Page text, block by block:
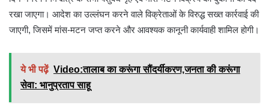
रखा जाएगा। आदेश का उल्लंघन करने वाले विक्रेताओं के विरुद्ध सख्त कार्रवाई की
जाएगी, जिसमें मांस-मटन जप्त करने और आवश्यक कानूनी कार्यवाही शामिल होगी।
ये भी पढ़ें Video:तालाब का करूंगा सौंदर्यीकरण,जनता की करूंगा
सेवा: भानुप्रताप साहू